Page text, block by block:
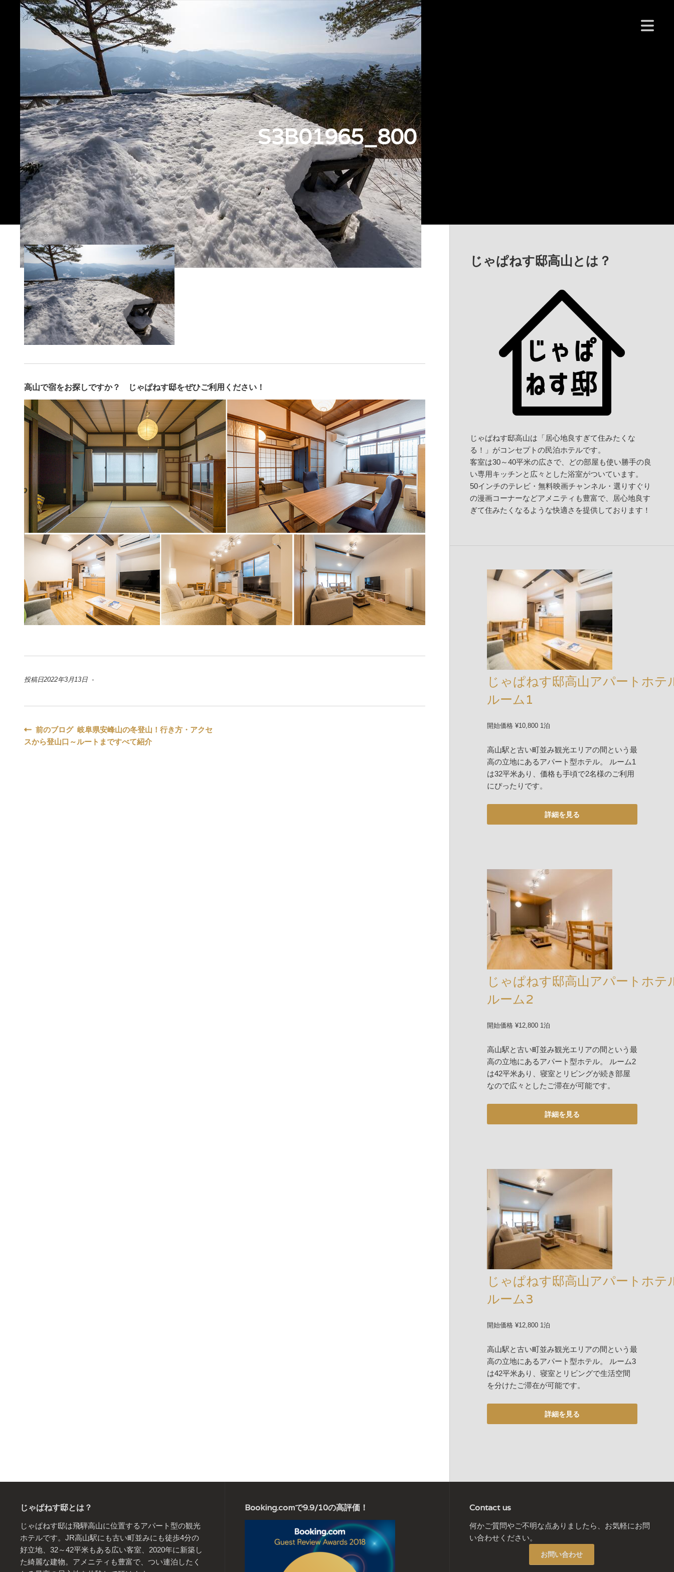
S3B01965_800
高山で宿をお探しですか？ じゃぱねす邸をぜひご利用ください！
投稿日2022年3月13日 -
投
稿
前のブログ 岐阜県安峰山の冬登山！行き方・アクセ
スから登山口～ルートまですべて紹介
じゃぱねす邸高山とは？
じゃぱねす邸高山は「居心地良すぎて住みたくな
る！」がコンセプトの民泊ホテルです。
客室は30～40平米の広さで、どの部屋も使い勝手の良
い専用キッチンと広々とした浴室がついています。
50インチのテレビ・無料映画チャンネル・選りすぐり
の漫画コーナーなどアメニティも豊富で、居心地良す
ぎて住みたくなるような快適さを提供しております！
じゃぱねす邸高山アパートホテ
ルーム1
開始価格 ¥10,800 1泊
高山駅と古い町並み観光エリアの間という最
高の立地にあるアパート型ホテル。 ルーム1
は32平米あり、価格も手頃で2名様のご利用
にぴったりです。
じゃぱねす邸高山アパートホテ
ルーム2
開始価格 ¥12,800 1泊
高山駅と古い町並み観光エリアの間という最
高の立地にあるアパート型ホテル。 ルーム2
は42平米あり、寝室とリビングが続き部屋
なので広々としたご滞在が可能です。
じゃぱねす邸高山アパートホテ
ルーム3
開始価格 ¥12,800 1泊
高山駅と古い町並み観光エリアの間という最
高の立地にあるアパート型ホテル。 ルーム3
は42平米あり、寝室とリビングで生活空間
を分けたご滞在が可能です。
じゃぱねす邸とは？
じゃぱねす邸は飛騨高山に位置するアパート型の観光
ホテルです。JR高山駅にも古い町並みにも徒歩4分の
好立地、32～42平米もある広い客室、2020年に新築し
た綺麗な建物。アメニティも豊富で、つい連泊したく
Booking.comで9.9/10の高評価！ Contact us
何かご質問やご不明な点ありましたら、お気軽にお問
い合わせください。
お問い合わせ